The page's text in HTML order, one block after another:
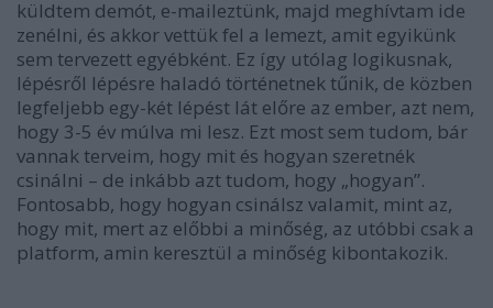
küldtem demót, e-maileztünk, majd meghívtam ide
zenélni, és akkor vettük fel a lemezt, amit egyikünk
sem tervezett egyébként. Ez így utólag logikusnak,
lépésről lépésre haladó történetnek tűnik, de közben
legfeljebb egy-két lépést lát előre az ember, azt nem,
hogy 3-5 év múlva mi lesz. Ezt most sem tudom, bár
vannak terveim, hogy mit és hogyan szeretnék
csinálni – de inkább azt tudom, hogy „hogyan”.
Fontosabb, hogy hogyan csinálsz valamit, mint az,
hogy mit, mert az előbbi a minőség, az utóbbi csak a
platform, amin keresztül a minőség kibontakozik.